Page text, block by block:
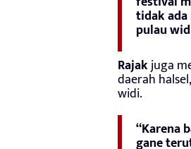
tidak
pulau
Rajakjuga
daerah
widi.
“Karena
gane